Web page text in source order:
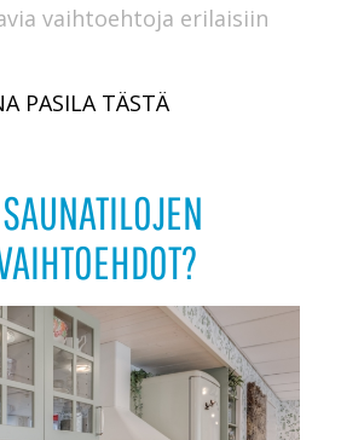
vaihtoehtoja erilaisiin
PASILA TÄSTÄ